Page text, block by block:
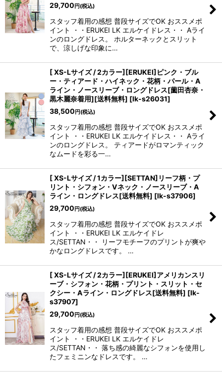
29,700 円 (税込)
スタッフ着用の感想 普段サイズでOK おススメポ
イント ・・ERUKEI LK エルケイドレス・・ Aライ
ンのロングドレス。 ホルターネックとスリット
で、涼しげな印象に…
[ XS-Lサイズ / 2カラー][ERUKEI]ピンク・ブル
ー・ティアード・ハイネック・花柄・パール・A
ライン・ノースリーブ・ロングドレス[薗田杏奈・
黒木麗奈着用][送料無料] [lk-s26031]
38,500 円 (税込)
スタッフ着用の感想 普段サイズでOK おススメポ
イント ・・ERUKEI LK エルケイドレス・・ Aライ
ンのロングドレス。 ティアードがロマンティック
なムードを彩る一…
[ XS-Lサイズ / 1カラー][SETTAN]リーフ柄・プ
リント・シフォン・Vネック・ノースリーブ・A
ライン・ロングドレス[送料無料] [lk-s37906]
29,700 円 (税込)
スタッフ着用の感想 普段サイズでOK おススメポ
イント ・・ERUKEI LK エルケイドレ
ス/SETTAN・・ リーフモチーフのプリントが爽や
かなロングドレスです。 …
[ XS-Lサイズ / 2カラー][ERUKEI]アメリカンスリ
ーブ・シフォン・花柄・プリント・スリット・セ
クシー・Aライン・ロングドレス[送料無料] [lk-
s37907]
29,700 円 (税込)
スタッフ着用の感想 普段サイズでOK おススメポ
イント ・・ERUKEI LK エルケイドレ
ス/SETTAN・・ 落ち感の綺麗なシフォンを使用し
たフェミニンなドレスです。 …